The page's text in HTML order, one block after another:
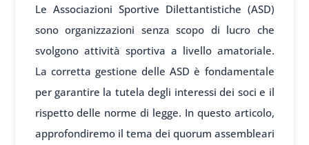
Le Associazioni Sportive Dilettantistiche (ASD)
sono organizzazioni senza scopo di lucro che
svolgono attività sportiva a livello amatoriale.
La corretta gestione delle ASD è fondamentale
per garantire la tutela degli interessi dei soci e il
rispetto delle norme di legge. In questo articolo,
approfondiremo il tema dei quorum assembleari